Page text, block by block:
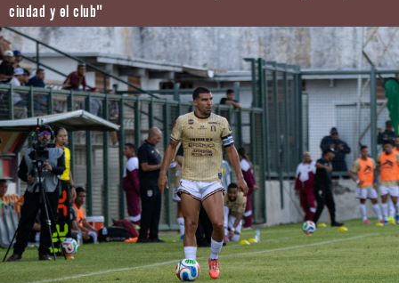
ciudad y el club"